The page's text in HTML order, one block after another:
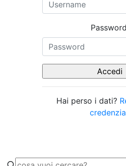
Hai perso i dati?